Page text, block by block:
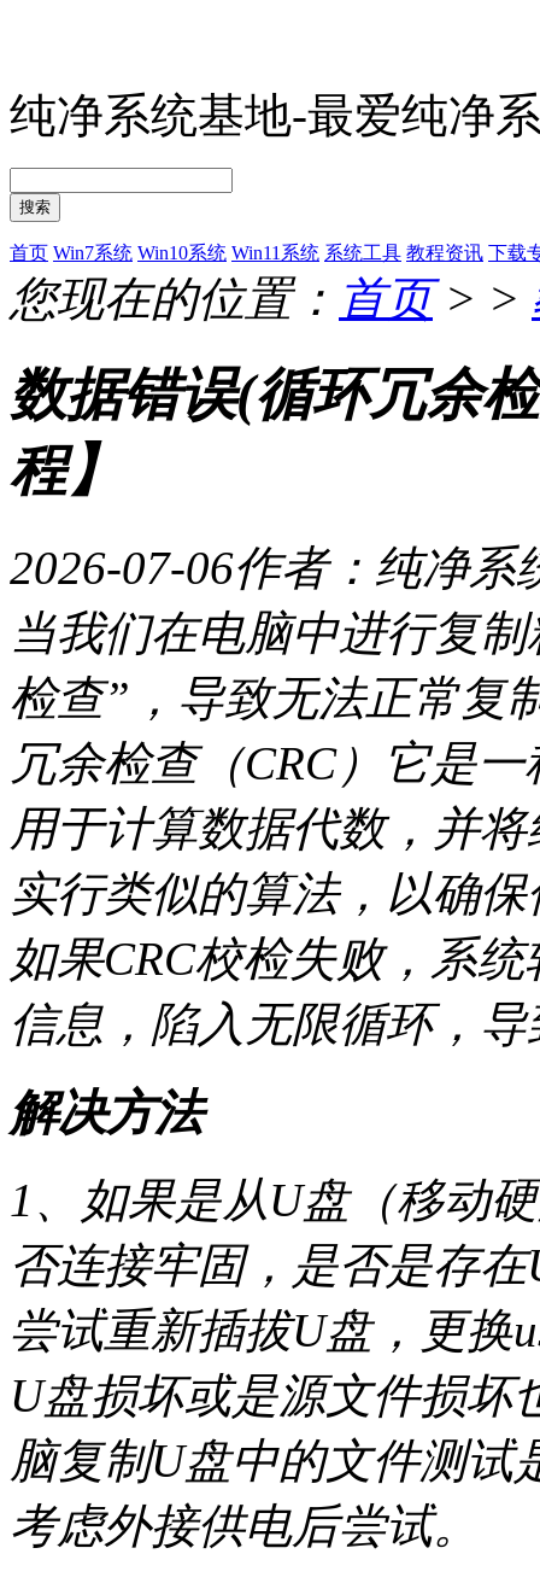
纯净系统基地-最爱纯净
搜索
首页 Win7系统 Win10系统 Win11系统 系统工具 教程资讯 下载
您现在的位置： 首页> >
数据错误(循环冗余
程】
2026-07-06作者：纯净系
当我们在电脑中进行复
检查”，导致无法正常复
冗余检查（CRC）它是
用于计算数据代数，并
实行类似的算法，以确
如果CRC校检失败，系
信息，陷入无限循环，
解决方法
1、如果是从U盘（移动
否连接牢固，是否是存
尝试重新插拔U盘，更换
U盘损坏或是源文件损坏
脑复制U盘中的文件测试
考虑外接供电后尝试。